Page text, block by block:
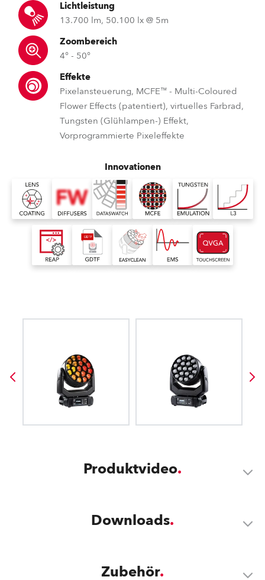
Lichtleistung
13.700 lm, 50.100 lx @ 5m
Zoombereich
4° - 50°
Effekte
Pixelansteuerung, MCFE™ - Multi-Coloured
Flower Effects (patentiert), virtuelles Farbrad,
Tungsten (Glühlampen-) Effekt,
Vorprogrammierte Pixeleffekte
Innovationen
Produktvideo
Downloads
Zubehör